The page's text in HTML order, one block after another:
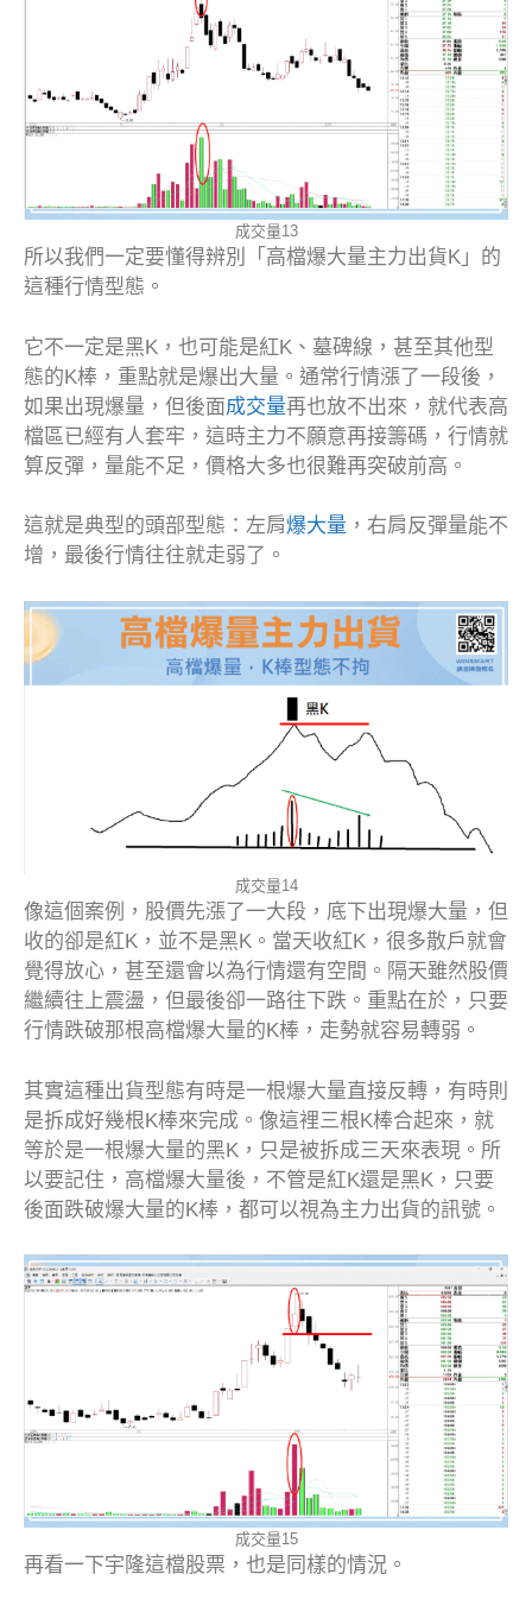
成交量13
所以我們一定要懂得辨別「高檔爆大量主力出貨K」的
這種行情型態。
它不一定是黑K，也可能是紅K、墓碑線，甚至其他型
態的K棒，重點就是爆出大量。通常行情漲了一段後，
如果出現爆量，但後面成交量再也放不出來，就代表高
檔區已經有人套牢，這時主力不願意再接籌碼，行情就
算反彈，量能不足，價格大多也很難再突破前高。
這就是典型的頭部型態：左肩爆大量 ，右肩反彈量能不
增，最後行情往往就走弱了。
成交量14
像這個案例，股價先漲了一大段，底下出現爆大量，但
收的卻是紅K，並不是黑K。當天收紅K，很多散戶就會
覺得放心，甚至還會以為行情還有空間。隔天雖然股價
繼續往上震盪，但最後卻一路往下跌。重點在於，只要
行情跌破那根高檔爆大量的K棒，走勢就容易轉弱。
其實這種出貨型態有時是一根爆大量直接反轉，有時則
是拆成好幾根K棒來完成。像這裡三根K棒合起來，就
等於是一根爆大量的黑K，只是被拆成三天來表現。所
以要記住，高檔爆大量後，不管是紅K還是黑K，只要
後面跌破爆大量的K棒，都可以視為主力出貨的訊號。
成交量15
再看一下宇隆這檔股票，也是同樣的情況。